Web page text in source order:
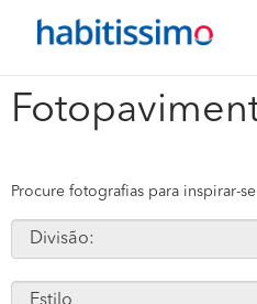
Procure fotografias para inspirar-se